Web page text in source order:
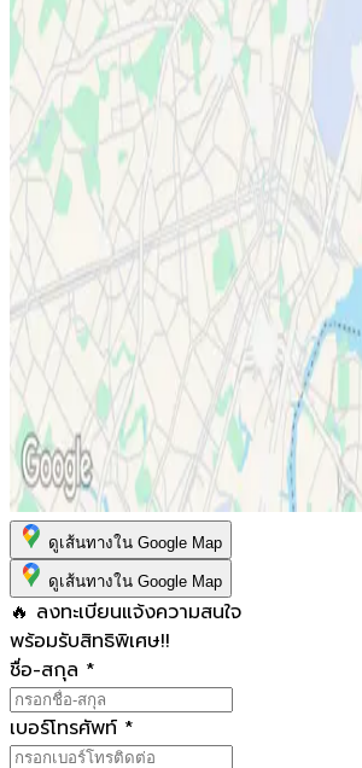
ดูเส้นทางใน Google Map
ดูเส้นทางใน Google Map
🔥 ลงทะเบียนแจ้งความสนใจ
พร้อมรับสิทธิพิเศษ!!
ชื่อ-สกุล *
เบอร์โทรศัพท์ *